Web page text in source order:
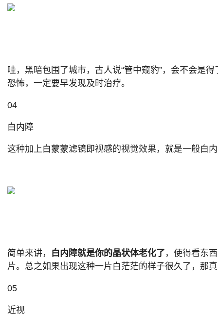
哇，黑暗包围了城市，古人说“管中窥豹”，会不会是
恐怖，一定要早发现及时治疗。
04
白内障
这种加上白蒙蒙滤镜即视感的视觉效果，就是一般白
简单来讲， 白内障就是你的晶状体老化了 ，使得看东
片。总之如果出现这种一片白茫茫的样子很久了，那
05
近视